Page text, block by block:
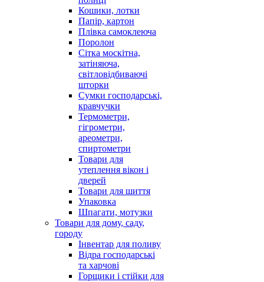
Кошики, лотки
Папір, картон
Плівка самоклеюча
Поролон
Сітка москітна,
затіняюча,
світловідбиваючі
шторки
Сумки господарські,
кравчучки
Термометри,
гігрометри,
ареометри,
спиртометри
Товари для
утеплення вікон і
дверей
Товари для шиття
Упаковка
Шпагати, мотузки
Товари для дому, саду,
городу
Інвентар для поливу
Відра господарські
та харчові
Горщики і стійки для